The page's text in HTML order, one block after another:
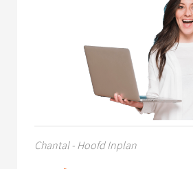
Chantal - Hoofd Inplan